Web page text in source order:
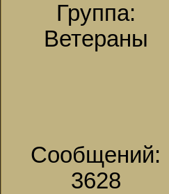
Группа:
Ветераны
Сообщений:
3628